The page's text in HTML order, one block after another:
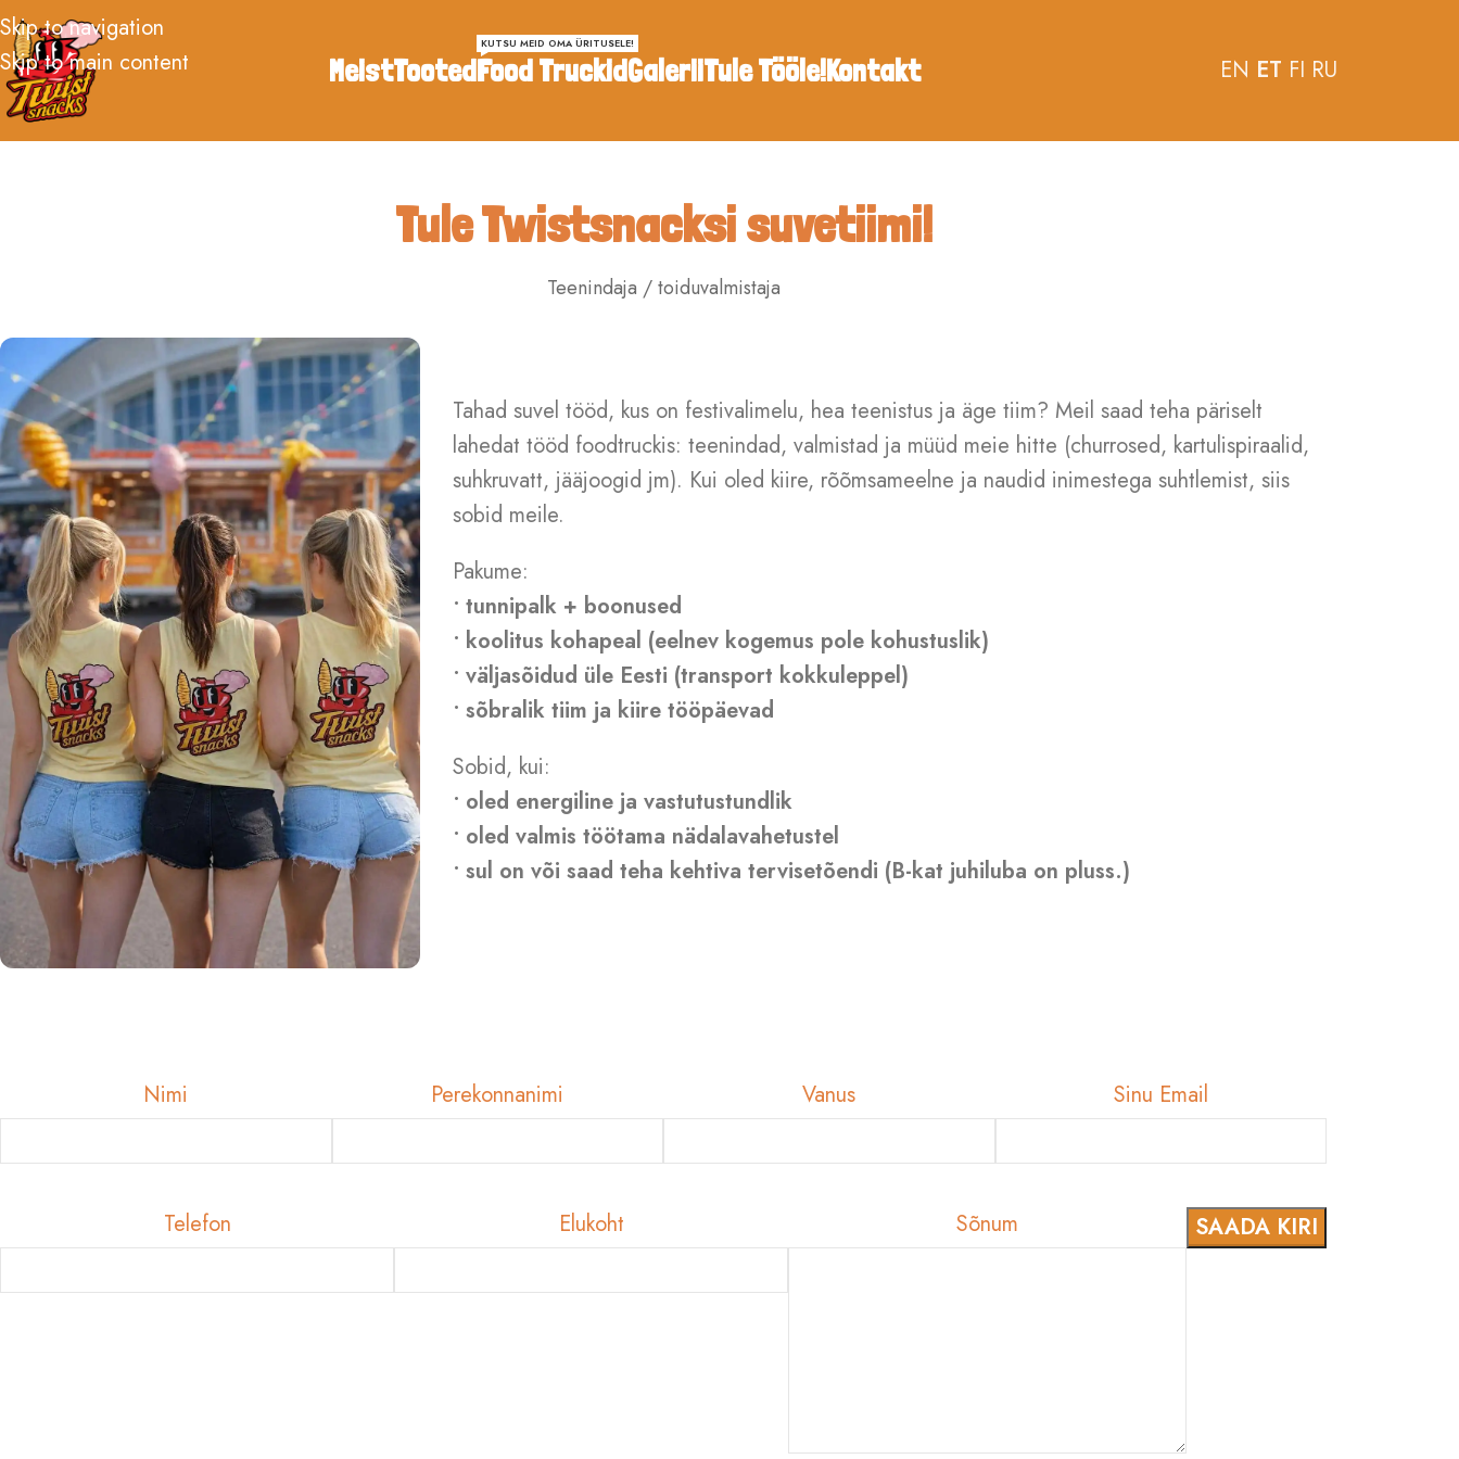
Skip to navigation
Skip to main content
MeistTootedFood Truckid
KUTSU MEID OMA ÜRITUSELE!
GaleriiTule Tööle!Kontakt EN ET FI RU
Tule Twistsnacksi suvetiimi!
Teenindaja / toiduvalmistaja
Tahad suvel tööd, kus on festivalimelu, hea teenistus ja äge tiim? Meil saad teha päriselt
lahedat tööd foodtruckis: teenindad, valmistad ja müüd meie hitte (churrosed, kartulispiraalid,
suhkruvatt, jääjoogid jm). Kui oled kiire, rõõmsameelne ja naudid inimestega suhtlemist, siis
sobid meile.
Pakume:
• tunnipalk + boonused
• koolitus kohapeal (eelnev kogemus pole kohustuslik)
• väljasõidud üle Eesti (transport kokkuleppel)
• sõbralik tiim ja kiire tööpäevad
Sobid, kui:
• oled energiline ja vastutustundlik
• oled valmis töötama nädalavahetustel
• sul on või saad teha kehtiva tervisetõendi (B-kat juhiluba on pluss.)
Nimi Perekonnanimi Vanus Sinu Email
Telefon Elukoht Sõnum